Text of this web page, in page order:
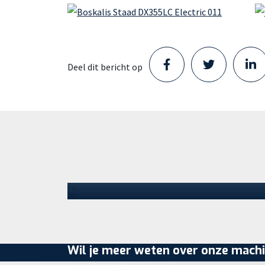
Deel dit bericht op
Staad opent nieuw Parts
Wil je meer weten over onze